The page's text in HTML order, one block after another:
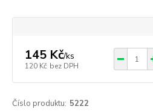
145 Kč/ks
120 Kč bez DPH
Číslo produktu: 5222